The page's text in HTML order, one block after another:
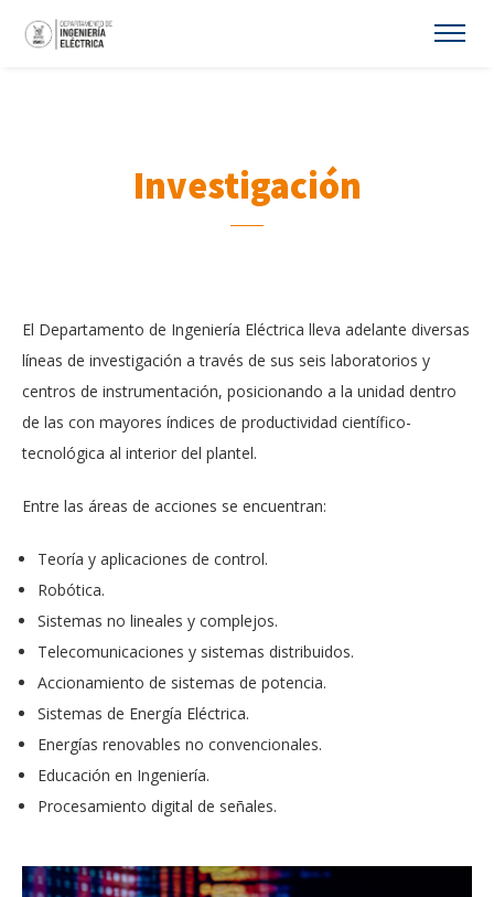
Investigación
El Departamento de Ingeniería Eléctrica lleva adelante diversas
líneas de investigación a través de sus seis laboratorios y
centros de instrumentación, posicionando a la unidad dentro
de las con mayores índices de productividad científico-
tecnológica al interior del plantel.
Entre las áreas de acciones se encuentran:
Teoría y aplicaciones de control.
Robótica.
Sistemas no lineales y complejos.
Telecomunicaciones y sistemas distribuidos.
Accionamiento de sistemas de potencia.
Sistemas de Energía Eléctrica.
Energías renovables no convencionales.
Educación en Ingeniería.
Procesamiento digital de señales.